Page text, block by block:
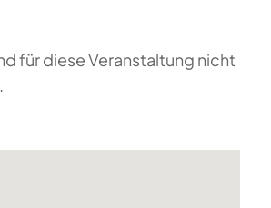
für diese Veranstaltung nicht